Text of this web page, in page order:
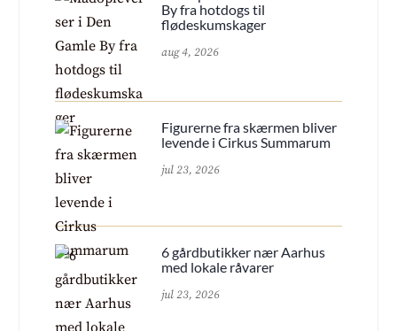
By fra hotdogs til
flødeskumskager
aug 4, 2026
Figurerne fra skærmen bliver
levende i Cirkus Summarum
jul 23, 2026
6 gårdbutikker nær Aarhus
med lokale råvarer
jul 23, 2026